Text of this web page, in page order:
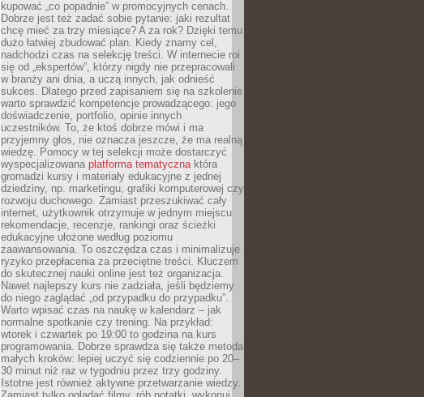
kupować „co popadnie” w promocyjnych cenach.
Dobrze jest też zadać sobie pytanie: jaki rezultat
chcę mieć za trzy miesiące? A za rok? Dzięki temu
dużo łatwiej zbudować plan. Kiedy znamy cel,
nadchodzi czas na selekcję treści. W internecie roi
się od „ekspertów”, którzy nigdy nie przepracowali
w branży ani dnia, a uczą innych, jak odnieść
sukces. Dlatego przed zapisaniem się na szkolenie
warto sprawdzić kompetencje prowadzącego: jego
doświadczenie, portfolio, opinie innych
uczestników. To, że ktoś dobrze mówi i ma
przyjemny głos, nie oznacza jeszcze, że ma realną
wiedzę. Pomocy w tej selekcji może dostarczyć
wyspecjalizowana platforma tematycznaktóra
gromadzi kursy i materiały edukacyjne z jednej
dziedziny, np. marketingu, grafiki komputerowej czy
rozwoju duchowego. Zamiast przeszukiwać cały
internet, użytkownik otrzymuje w jednym miejscu
rekomendacje, recenzje, rankingi oraz ścieżki
edukacyjne ułożone według poziomu
zaawansowania. To oszczędza czas i minimalizuje
ryzyko przepłacenia za przeciętne treści. Kluczem
do skutecznej nauki online jest też organizacja.
Nawet najlepszy kurs nie zadziała, jeśli będziemy
do niego zaglądać „od przypadku do przypadku”.
Warto wpisać czas na naukę w kalendarz – jak
normalne spotkanie czy trening. Na przykład:
wtorek i czwartek po 19:00 to godzina na kurs
programowania. Dobrze sprawdza się także metoda
małych kroków: lepiej uczyć się codziennie po 20–
30 minut niż raz w tygodniu przez trzy godziny.
Istotne jest również aktywne przetwarzanie wiedzy.